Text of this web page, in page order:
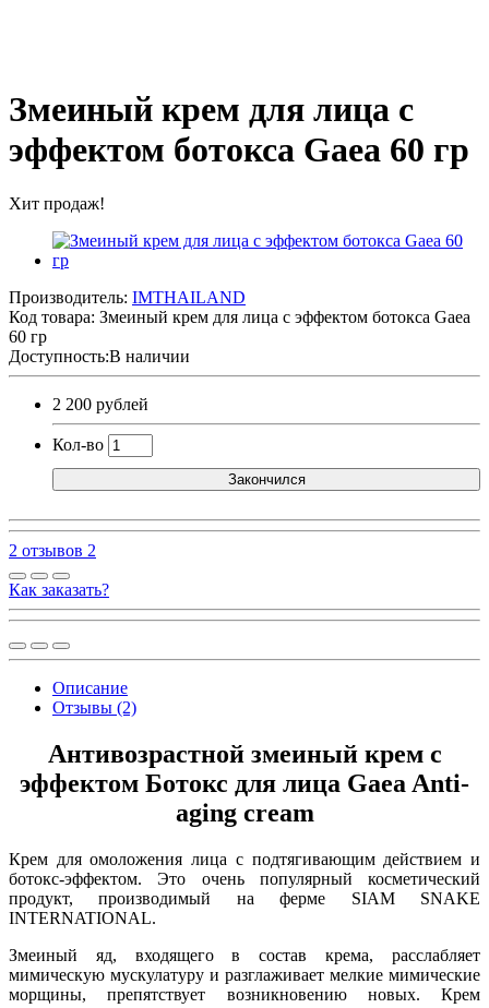
Змеиный крем для лица с
эффектом ботокса Gaea 60 гр
Хит продаж!
Производитель: IMTHAILAND
Код товара: Змеиный крем для лица с эффектом ботокса Gaea
60 гр
Доступность:В наличии
2 200 рублей
Кол-во
Закончился
2 отзывов 2
Как заказать?
Описание
Отзывы (2)
Антивозрастной змеиный крем с
эффектом Ботокс для лица Gaea Anti-
aging cream
Крем для омоложения лица с подтягивающим действием и
ботокс-эффектом. Это очень популярный косметический
продукт, производимый на ферме SIAM SNAKE
INTERNATIONAL.
Змеиный яд, входящего в состав крема, расслабляет
мимическую мускулатуру и разглаживает мелкие мимические
морщины, препятствует возникновению новых. Крем